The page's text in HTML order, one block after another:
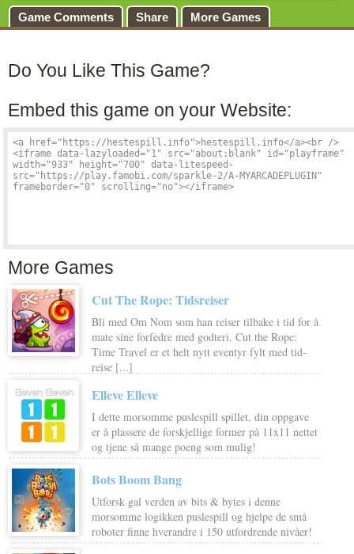
Game Comments Share More Games
Do You Like This Game?
Embed this game on your Website:
More Games
Cut The Rope: Tidsreiser
Bli med Om Nom som han reiser tilbake i tid for å
mate sine forfedre med godteri. Cut the Rope:
Time Travel er et helt nytt eventyr fylt med tid-
reise [...]
Elleve Elleve
I dette morsomme puslespill spillet, din oppgave
er å plassere de forskjellige former på 11x11 nettet
og tjene så mange poeng som mulig!
Bots Boom Bang
Utforsk gal verden av bits & bytes i denne
morsomme logikken puslespill og hjelpe de små
roboter finne hverandre i 150 utfordrende nivåer!